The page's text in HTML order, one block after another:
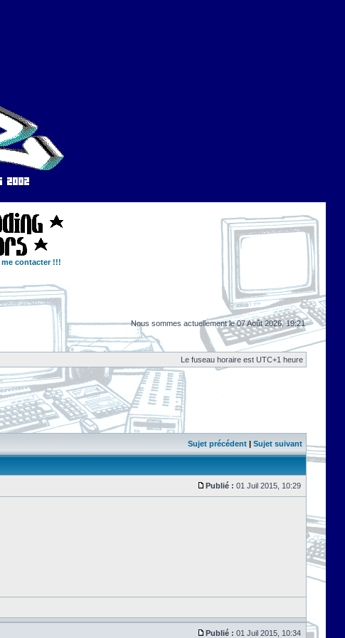
me contacter !!!
Nous sommes actuellement le 07 Août 2026, 19:21
Le fuseau horaire est UTC+1 heure
Sujet précédent | Sujet suivant
Publié : 01 Juil 2015, 10:29
Publié : 01 Juil 2015, 10:34